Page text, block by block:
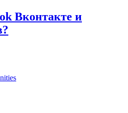
Вконтакте и